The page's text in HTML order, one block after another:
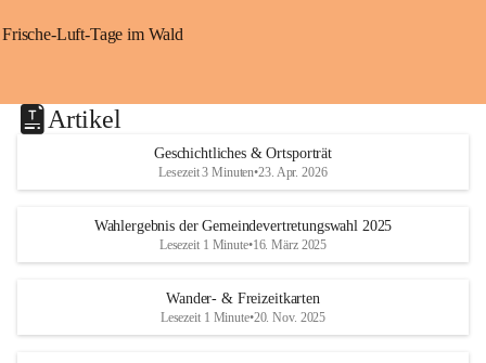
Frische-Luft-Tage im Wald
Artikel
Geschichtliches & Ortsporträt
Lesezeit 3 Minuten•23. Apr. 2026
Wahlergebnis der Gemeindevertretungswahl 2025
Lesezeit 1 Minute•16. März 2025
Wander- & Freizeitkarten
Lesezeit 1 Minute•20. Nov. 2025